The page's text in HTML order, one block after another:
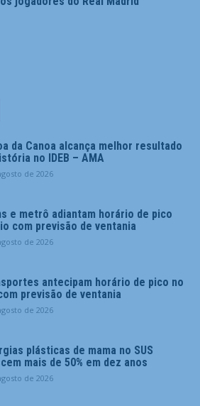
da Canoa alcança melhor resultado
no IDEB – AMA
de 2026
e metrô adiantam horário de pico
com previsão de ventania
de 2026
antecipam horário de pico no
previsão de ventania
de 2026
plásticas de mama no SUS
mais de 50% em dez anos
de 2026